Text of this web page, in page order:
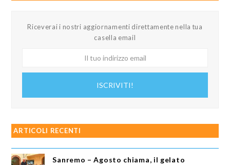
Riceverai i nostri aggiornamenti direttamente nella tua
casella email
ISCRIVITI!
ARTICOLI RECENTI
Sanremo – Agosto chiama, il gelato